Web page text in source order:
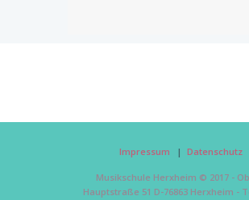
Impressum Datenschutz
Musikschule Herxheim © 2017 -
Hauptstraße 51 D-76863 Herxheim -